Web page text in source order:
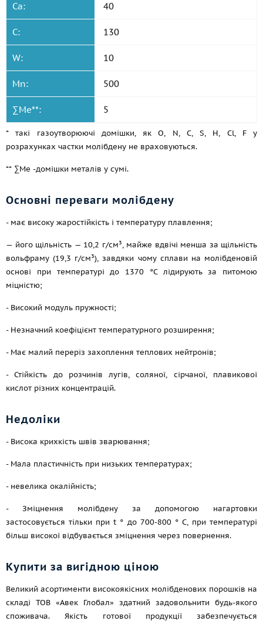
Ca: 40
C: 130
W: 10
Mn: 500
∑Ме**: 5
* такі газоутворюючі домішки, як O, N, C, S, H, Cl, F у
розрахунках частки молібдену не враховуються.
** ∑Ме -домішки металів у сумі.
Основні переваги молібдену
- має високу жаростійкість і температуру плавлення;
— його щільність — 10,2 г/см³, майже вдвічі менша за щільність
вольфраму (19,3 г/см³), завдяки чому сплави на молібденовій
основі при температурі до 1370 °C лідирують за питомою
міцністю;
- Високий модуль пружності;
- Незначний коефіцієнт температурного розширення;
- Має малий переріз захоплення теплових нейтронів;
- Стійкість до розчинів лугів, соляної, сірчаної, плавикової
кислот різних концентрацій.
Недоліки
- Висока крихкість швів зварювання;
- Мала пластичність при низьких температурах;
- невелика окалійність;
- Зміцнення молібдену за допомогою нагартовки
застосовується тільки при t ° до 700-800 ° С, при температурі
більш високої відбувається зміцнення через повернення.
Купити за вигідною ціною
Великий асортименти високоякісних молібденових порошків на
складі ТОВ «Авек Глобал» здатний задовольнити будь-якого
споживача. Якість готової продукції забезпечується